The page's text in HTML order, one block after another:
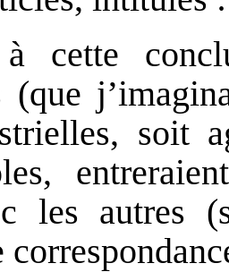
à cette
(que
soit
les autres